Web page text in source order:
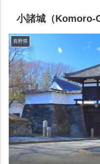
小諸城（Komoro-
長野県